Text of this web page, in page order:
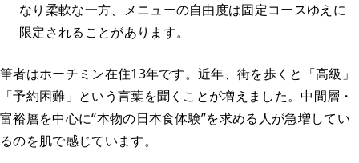
なり柔軟な一方、メニューの自由度は固定コースゆえに
限定されることがあります。
筆者はホーチミン在住13年です。近年、街を歩くと「高級」
「予約困難」という言葉を聞くことが増えました。中間層・
富裕層を中心に“本物の日本食体験”を求める人が急増してい
るのを肌で感じています。